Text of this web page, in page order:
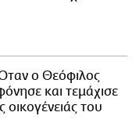
ο Θεόφιλος
και τεμάχισε
οικογένειάς του